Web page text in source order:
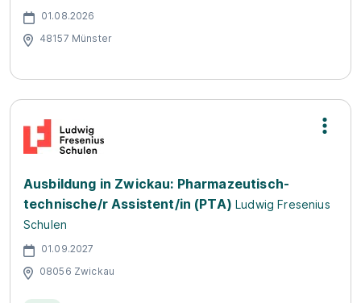
01.08.2026
48157 Münster
Ausbildung in Zwickau: Pharmazeutisch-
technische/r Assistent/in (PTA) Ludwig Fresenius
Schulen
01.09.2027
08056 Zwickau